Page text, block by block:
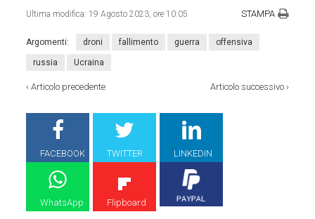
Ultima modifica: 19 Agosto 2023, ore 10:05 STAMPA
Argomenti: droni fallimento guerra offensiva
russia Ucraina
‹Articolo precedente Articolo successivo›
FACEBOOK TWITTER LINKEDIN
WhatsApp Flipboard